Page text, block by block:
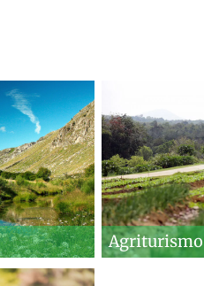
Agriturismo